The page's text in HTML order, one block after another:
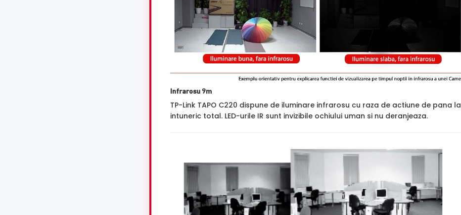
Infrarosu 9m
TP-Link TAPO C220 dispune de iluminare infrarosu cu raza de actiune de pana la
intuneric total. LED-urile IR sunt invizibile ochiului uman si nu deranjeaza.